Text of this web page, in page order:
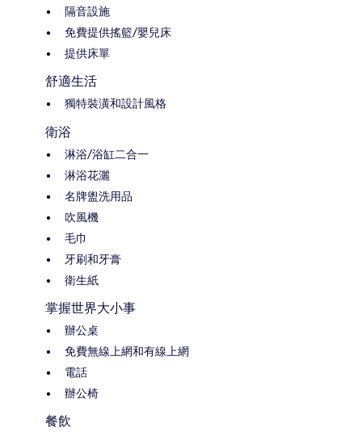
隔音設施
免費提供搖籃/嬰兒床
提供床單
舒適生活
獨特裝潢和設計風格
衛浴
淋浴/浴缸二合一
淋浴花灑
名牌盥洗用品
吹風機
毛巾
牙刷和牙膏
衛生紙
掌握世界大小事
辦公桌
免費無線上網和有線上網
電話
辦公椅
餐飲